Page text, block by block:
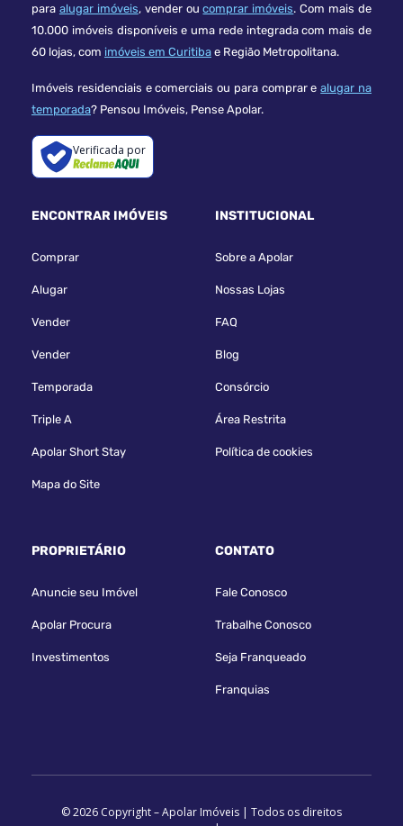
para alugar imóveis, vender oucomprar imóveis. Com mais de
10.000 imóveis disponíveis e uma rede integrada com mais de
60 lojas, com imóveis em Curitiba e Região Metropolitana.
Imóveis residenciais e comerciais ou para comprar ealugar na
temporada? Pensou Imóveis, Pense Apolar.
Verificada por
ENCONTRAR IMÓVEIS
Comprar
Alugar
Vender
Vender
Temporada
Triple A
Apolar Short Stay
Mapa do Site
INSTITUCIONAL
Sobre a Apolar
Nossas Lojas
FAQ
Blog
Consórcio
Área Restrita
Política de cookies
PROPRIETÁRIO
Anuncie seu Imóvel
Apolar Procura
Investimentos
CONTATO
Fale Conosco
Trabalhe Conosco
Seja Franqueado
Franquias
© 2026 Copyright – Apolar Imóveis | Todos os direitos